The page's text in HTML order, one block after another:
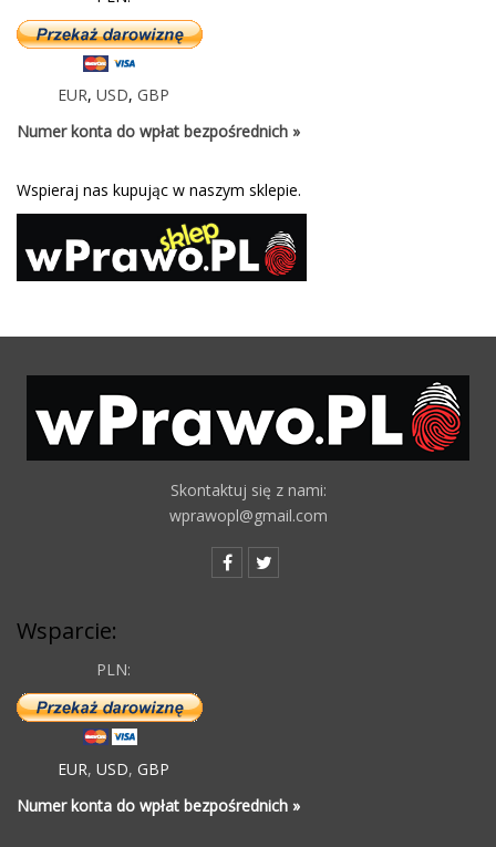
EUR, USD, GBP
Numer konta do wpłat bezpośrednich »
Wspieraj nas kupując w naszym sklepie.
Skontaktuj się z nami:
wprawopl@gmail.com
Wsparcie:
PLN:
EUR, USD, GBP
Numer konta do wpłat bezpośrednich »